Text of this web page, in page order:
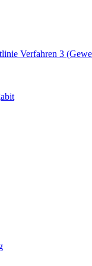
Verfahren 3